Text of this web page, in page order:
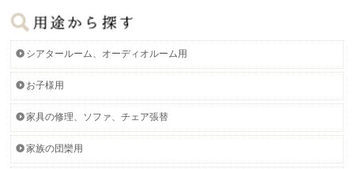
シアタールーム、オーディオルーム用
お子様用
家具の修理、ソファ、チェア張替
家族の団欒用